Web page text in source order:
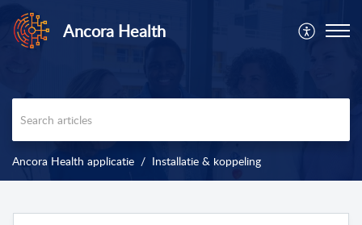
Ancora Health
Ancora Health applicatie Installatie & koppeling